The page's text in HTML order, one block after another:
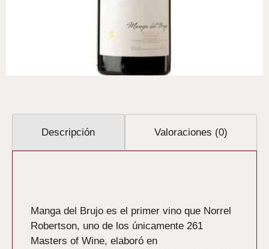
Descripción Valoraciones (0)
Manga del Brujo es el primer vino que Norrel
Robertson, uno de los únicamente 261
Masters of Wine, elaboró en